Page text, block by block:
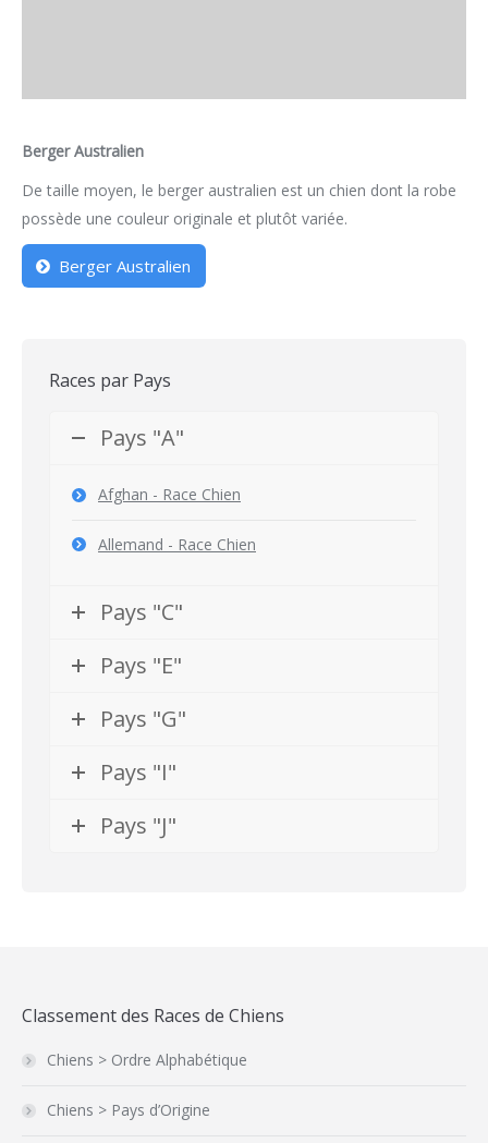
Berger Australien
De taille moyen, le berger australien est un chien dont la robe
possède une couleur originale et plutôt variée.
Berger Australien
Races par Pays
Pays "A"
Afghan - Race Chien
Allemand - Race Chien
Pays "C"
Pays "E"
Pays "G"
Pays "I"
Pays "J"
Classement des Races de Chiens
Chiens > Ordre Alphabétique
Chiens > Pays d’Origine